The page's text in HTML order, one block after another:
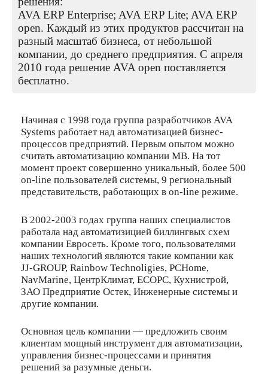
AVA ERP Enterprise; AVA ERP Lite; AVA ERP
open. Каждый из этих продуктов рассчитан на
разный масштаб бизнеса, от небольшой
компании, до среднего предприятия. С апреля
2010 года решение AVA open поставляется
бесплатно.
Начиная с 1998 года группа разработчиков AVA
Systems работает над автоматизацией бизнес-
процессов предприятий. Первым опытом можно
считать автоматизацию компании МВ. На тот
момент проект совершенно уникальный, более 500
on-line пользователей системы, 9 региональный
представительств, работающих в on-line режиме.
В 2002-2003 годах группа наших специалистов
работала над автоматизицией биллингвых схем
компании Евросеть. Кроме того, пользователями
наших технологий являются такие компании как
JJ-GROUP, Rainbow Technoligies, PCHome,
NavMarine, ЦентрКлимат, ECOPC, Кухнистрой,
ЗАО Предприятие Остек, Инженерные системы и
другие компании.
Основная цель компании — предложить своим
клиентам мощный инструмент для автоматизации,
управления бизнес-процессами и принятия
решений за разумные деньги.